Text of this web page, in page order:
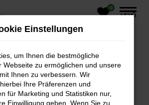
0
MENÜ
ANGEBOTE
Einstellungen
um Ihnen die bestmögliche
Webseite zu ermöglichen und unsere
Ihnen zu verbessern. Wir
Ihre Präferenzen und
für Marketing und Statistiken nur,
Einwilligung geben. Wenn Sie zu